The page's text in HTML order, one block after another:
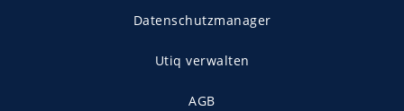
Datenschutzmanager
Utiq verwalten
AGB